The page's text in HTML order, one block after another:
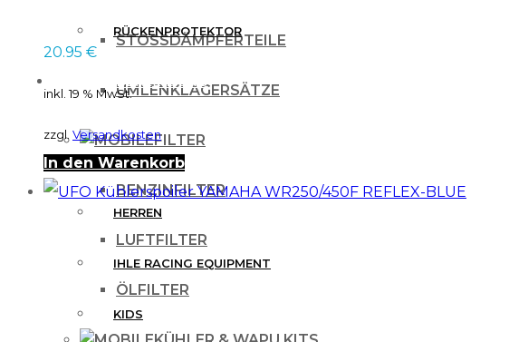
STOSSDÄMPFERTEILE
UMLENKLAGERSÄTZE
FILTER
BENZINFILTER
LUFTFILTER
ÖLFILTER
RÜCKENPROTEKTOR
FREIZEITBEKLEIDUNG
DAMEN
HERREN
IHLE RACING EQUIPMENT
KIDS
20.95 €
inkl. 19 % MwSt.
zzgl. Versandkosten
In den Warenkorb